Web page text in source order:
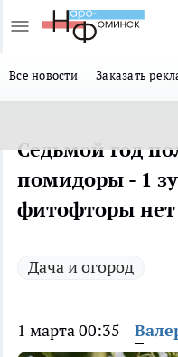
Все новости Заказать
Седьмой год
помидоры - 1
фитофторы нет
Дача и огород
1 марта 00:35